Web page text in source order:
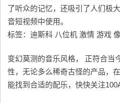
了听众的记忆，还吸引了人们极
音短视频中使用。
标签：迪斯科 八位机 激情 游戏
变幻莫测的音乐风格， 正符合当
性，无论多么稀奇古怪的产品，
能找到合适的配乐，快快关注